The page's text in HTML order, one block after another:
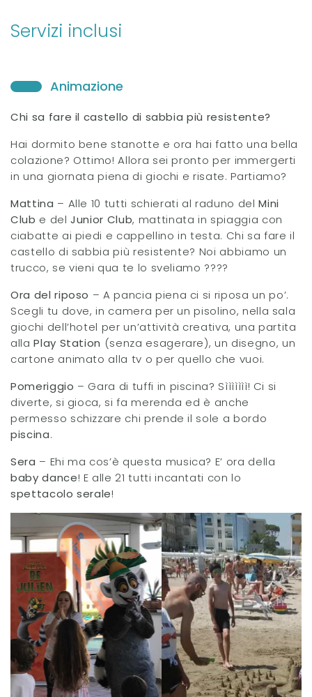
Servizi inclusi
Animazione
Chi sa fare il castello di sabbia più resistente?
Hai dormito bene stanotte e ora hai fatto una bella
colazione? Ottimo! Allora sei pronto per immergerti
in una giornata piena di giochi e risate. Partiamo?
Mattina – Alle 10 tutti schierati al raduno delMini
Club e delJunior Club, mattinata in spiaggia con
ciabatte ai piedi e cappellino in testa. Chi sa fare il
castello di sabbia più resistente? Noi abbiamo un
trucco, se vieni qua te lo sveliamo ????
Ora del riposo – A pancia piena ci si riposa un po’.
Scegli tu dove, in camera per un pisolino, nella sala
giochi dell’hotel per un’attività creativa, una partita
allaPlay Station (senza esagerare), un disegno, un
cartone animato alla tv o per quello che vuoi.
Pomeriggio – Gara di tuffi in piscina? Sììììììì! Ci si
diverte, si gioca, si fa merenda ed è anche
permesso schizzare chi prende il sole a bordo
piscina.
Sera – Ehi ma cos’è questa musica? E’ ora della
baby dance! E alle 21 tutti incantati con lo
spettacolo serale!